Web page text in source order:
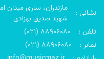
نشانی :
مازندران، ساری میدان
شهید صدیق بهزادی
تلفن :
(021) 88906080
نمابر :
(021) 88906080